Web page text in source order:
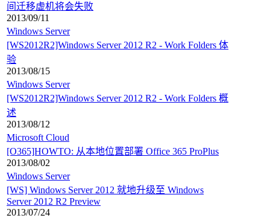
间迁移虚机将会失败
2013/09/11
Windows Server
[WS2012R2]Windows Server 2012 R2 - Work Folders 体
验
2013/08/15
Windows Server
[WS2012R2]Windows Server 2012 R2 - Work Folders 概
述
2013/08/12
Microsoft Cloud
[O365]HOWTO: 从本地位置部署 Office 365 ProPlus
2013/08/02
Windows Server
[WS] Windows Server 2012 就地升级至 Windows
Server 2012 R2 Preview
2013/07/24